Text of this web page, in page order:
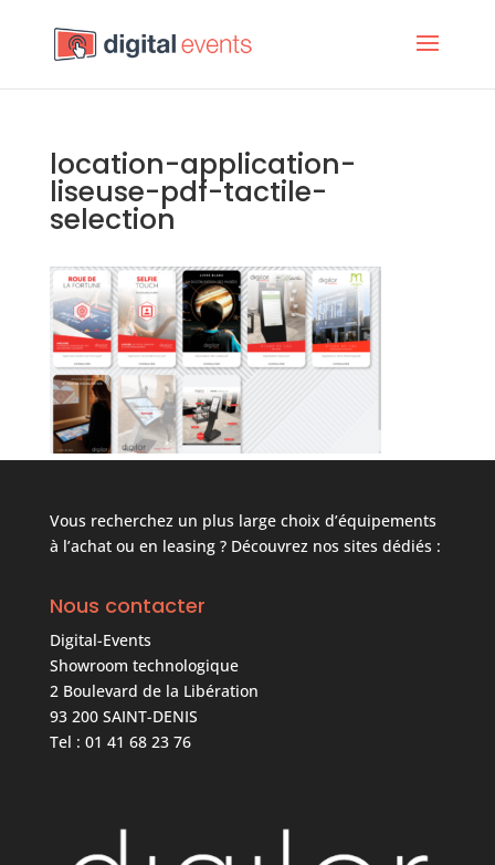
location-application-
liseuse-pdf-tactile-
selection
Vous recherchez un plus large choix d’équipements
à l’achat ou en leasing ? Découvrez nos sites dédiés :
Nous contacter
Digital-Events
Showroom technologique
2 Boulevard de la Libération
93 200 SAINT-DENIS
Tel : 01 41 68 23 76